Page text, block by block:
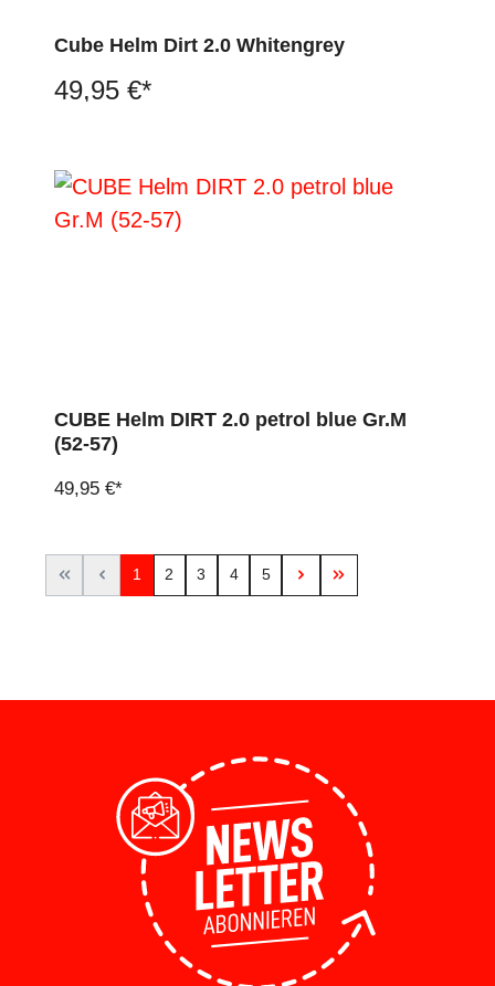
Cube Helm Dirt 2.0 Whitengrey
49,95 €*
CUBE Helm DIRT 2.0 petrol blue Gr.M
(52-57)
49,95 €*
1 2 3 4 5